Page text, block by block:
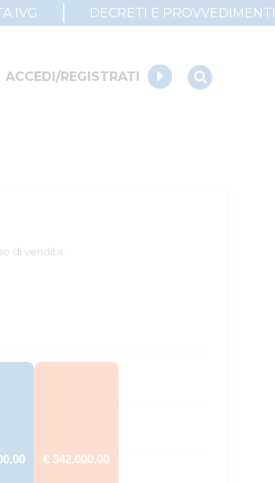
IVG DECRETI E PROVVEDIMENTI
ACCEDI/REGISTRATI
di vendita.
€ 342.000,00